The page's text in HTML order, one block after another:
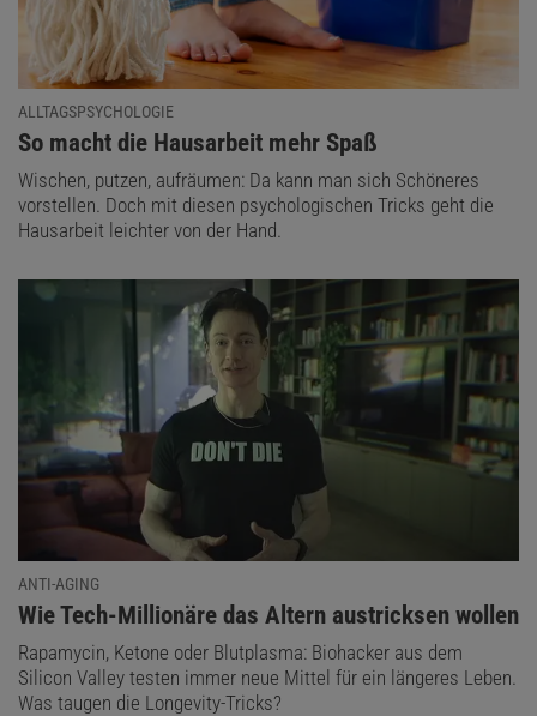
ALLTAGSPSYCHOLOGIE
:
So macht die Hausarbeit mehr Spaß
Wischen, putzen, aufräumen: Da kann man sich Schöneres
vorstellen. Doch mit diesen psychologischen Tricks geht die
Hausarbeit leichter von der Hand.
ANTI-AGING
:
Wie Tech-Millionäre das Altern austricksen wollen
Rapamycin, Ketone oder Blutplasma: Biohacker aus dem
Silicon Valley testen immer neue Mittel für ein längeres Leben.
Was taugen die Longevity-Tricks?